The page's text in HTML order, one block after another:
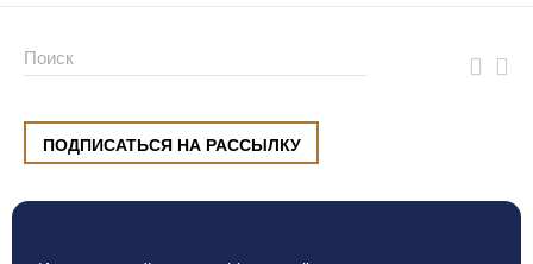
ПОДПИСАТЬСЯ НА РАССЫЛКУ
ул. Малышева, 8, Екатеринбург